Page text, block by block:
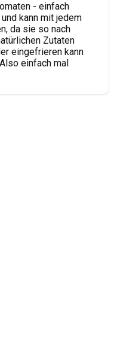
- einfach
kann mit jedem
da sie so nach
Zutaten
eingefrieren kann
einfach mal